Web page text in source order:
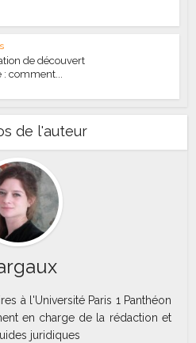
de découvert
comment...
de l'auteur
à l'Université Paris 1 Panthéon
en charge de la rédaction et
juridiques